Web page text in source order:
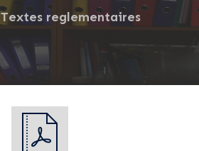
Textes reglementaires